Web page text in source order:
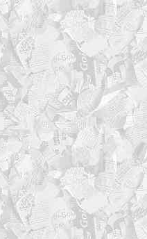
'=' сверху
$(seq 1
строка с
>>